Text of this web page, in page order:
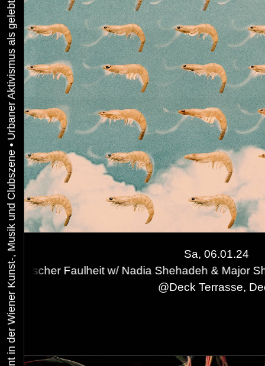
•
Sa, 06.01.24
w/ Nadia Shehadeh & Major Shrimp
@Deck Terrasse,